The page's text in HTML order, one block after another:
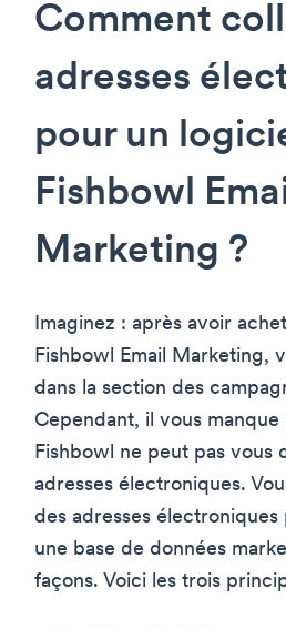
Comment
adresses
pour un
Fishbowl
Marketing ?
Imaginez : après avoir
Fishbowl Email Marketing,
dans la section des
Cependant, il vous manque
Fishbowl ne peut pas vous
adresses électroniques.
des adresses électroniques
une base de données
façons. Voici les trois